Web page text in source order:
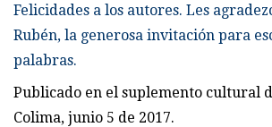
Felicidades a los autores. Les
Rubén, la generosa invitación para
palabras.
Publicado en el suplemento cultural
Colima, junio 5 de 2017.